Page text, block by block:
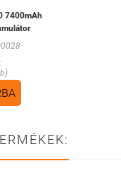
7400mAh